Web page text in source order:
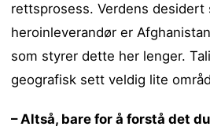
rettsprosess. Verdens desidert
heroinleverandør er
som styrer dette her lenger.
geografisk sett veldig lite
– Altså, bare for å forstå det